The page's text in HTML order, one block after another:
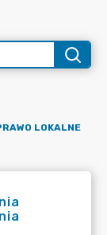
LOKALNE